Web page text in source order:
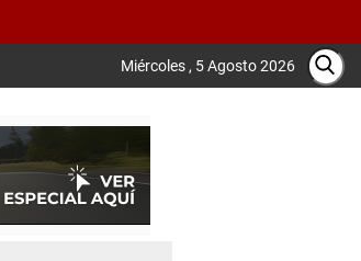
Miércoles , 5 Agosto 2026